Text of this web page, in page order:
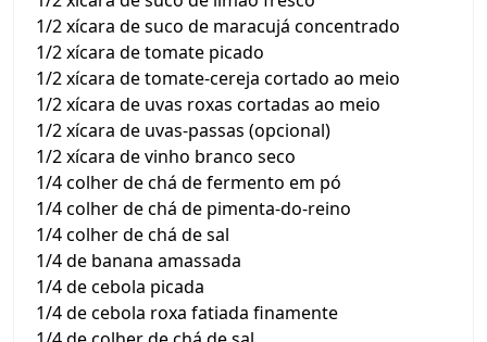
1/2 xícara de suco de maracujá concentrado
1/2 xícara de tomate picado
1/2 xícara de tomate-cereja cortado ao meio
1/2 xícara de uvas roxas cortadas ao meio
1/2 xícara de uvas-passas (opcional)
1/2 xícara de vinho branco seco
1/4 colher de chá de fermento em pó
1/4 colher de chá de pimenta-do-reino
1/4 colher de chá de sal
1/4 de banana amassada
1/4 de cebola picada
1/4 de cebola roxa fatiada finamente